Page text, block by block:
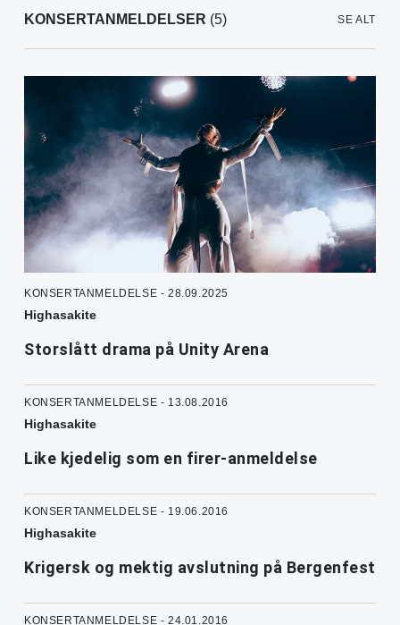
KONSERTANMELDELSER (5) SE ALT
KONSERTANMELDELSE - 28.09.2025
Highasakite
Storslått drama på Unity Arena
KONSERTANMELDELSE - 13.08.2016
Highasakite
Like kjedelig som en firer-anmeldelse
KONSERTANMELDELSE - 19.06.2016
Highasakite
Krigersk og mektig avslutning på Bergenfest
KONSERTANMELDELSE - 24.01.2016